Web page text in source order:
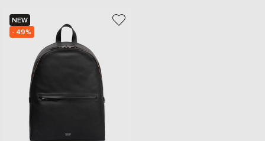
NEW
- 49%